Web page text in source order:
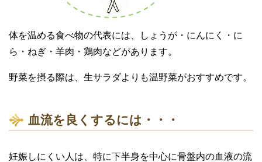
体を温める食べ物の代表には、しょうが・にんにく・に
ら・ねぎ・羊肉・鶏肉などがあります。
野菜を摂る際は、生サラダよりも温野菜がおすすめです。
血流を良くするには・・・
妊娠しにくい人は、特に下半身を中心に骨盤内の血液の流